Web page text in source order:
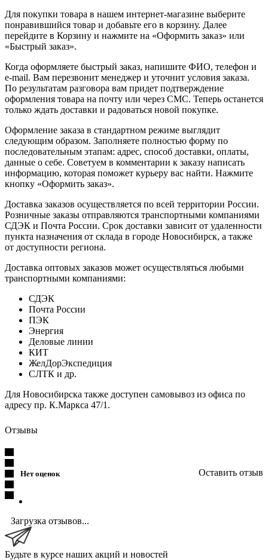
Для покупки товара в нашем интернет-магазине выберите
понравившийся товар и добавьте его в корзину. Далее
перейдите в Корзину и нажмите на «Оформить заказ» или
«Быстрый заказ».
Когда оформляете быстрый заказ, напишите ФИО, телефон и
e-mail. Вам перезвонит менеджер и уточнит условия заказа.
По результатам разговора вам придет подтверждение
оформления товара на почту или через СМС. Теперь останется
только ждать доставки и радоваться новой покупке.
Оформление заказа в стандартном режиме выглядит
следующим образом. Заполняете полностью форму по
последовательным этапам: адрес, способ доставки, оплаты,
данные о себе. Советуем в комментарии к заказу написать
информацию, которая поможет курьеру вас найти. Нажмите
кнопку «Оформить заказ».
Доставка заказов осуществляется по всей территории России.
Розничные заказы отправляются транспортными компаниями
СДЭК и Почта России. Срок доставки зависит от удаленности
пункта назначения от склада в городе Новосибирск, а также
от доступности региона.
Доставка оптовых заказов может осуществляться любыми
транспортными компаниями:
СДЭК
Почта России
ПЭК
Энергия
Деловые линии
КИТ
ЖелДорЭкспедиция
СЛТК и др.
Для Новосибирска также доступен самовывоз из офиса по
адресу пр. К.Маркса 47/1.
Отзывы
Нет оценок Оставить отзыв
Загрузка отзывов...
Будьте в курсе наших акций и новостей